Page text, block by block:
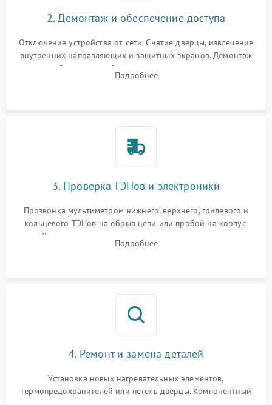
2. Демонтаж и обеспечение доступа
Отключение устройства от сети. Снятие дверцы, извлечение
внутренних направляющих и защитных экранов. Демонтаж
задней или верхней панели для прямого доступа к
нагревательным элементам, плате и вентиляторам.
Подробнее
3. Проверка ТЭНов и электроники
Прозвонка мультиметром нижнего, верхнего, грилевого и
кольцевого ТЭНов на обрыв цепи или пробой на корпус.
Диагностика термостата, датчиков температуры,
переключателя режимов и мотора конвекции.
Подробнее
4. Ремонт и замена деталей
Установка новых нагревательных элементов,
термопредохранителей или петель дверцы. Компонентный